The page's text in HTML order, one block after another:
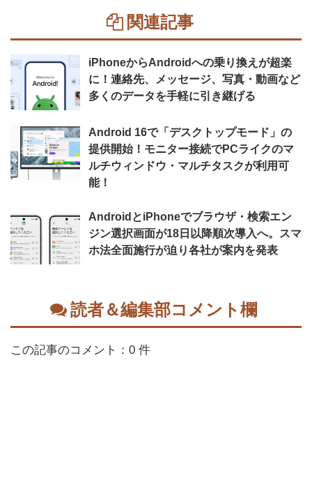
関連記事
iPhoneからAndroidへの乗り換えが超楽
に！連絡先、メッセージ、写真・動画など
多くのデータを手軽に引き継げる
Android 16で「デスクトップモード」の
提供開始！モニター接続でPCライクのマ
ルチウィンドウ・マルチタスクが利用可
能！
AndroidとiPhoneでブラウザ・検索エン
ジン選択画面が18日以降順次導入へ。スマ
ホ法全面施行が迫り各社が案内を発表
読者＆編集部コメント欄
この記事のコメント：0 件